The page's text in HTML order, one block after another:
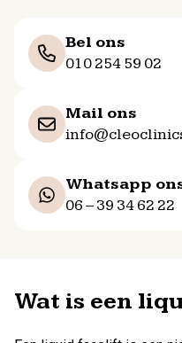
Bel ons
010 254 59 02
Mail ons
Whatsapp
06 – 39 34 62 22
Wat is een